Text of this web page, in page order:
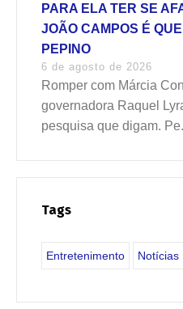
PARA ELA TER SE
JOÃO CAMPOS É
PEPINO
6 de agosto de 2026
Romper com Márcia
governadora Raquel
pesquisa que digam.
Tags
Entretenimento Notícias